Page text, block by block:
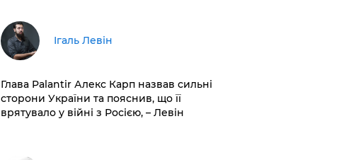
Ігаль Левін
Глава Palantir Алекс Карп назвав сильні
сторони України та пояснив, що її
врятувало у війні з Росією, – Левін